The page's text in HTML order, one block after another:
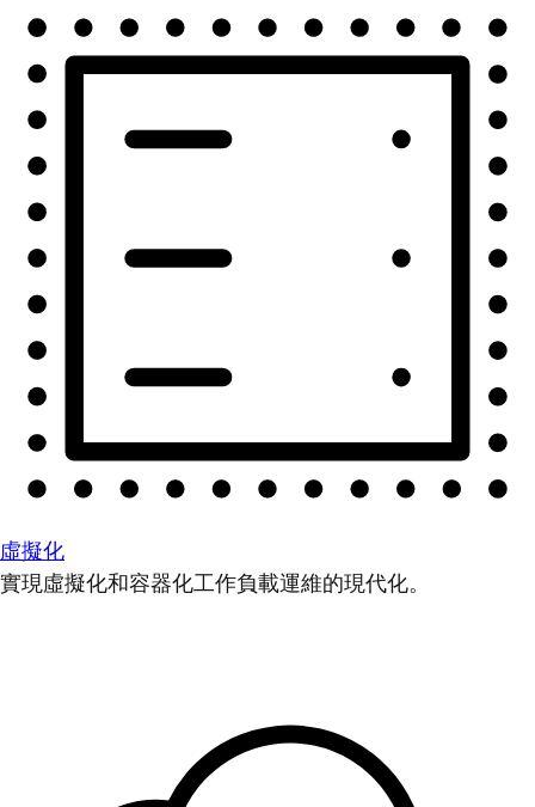
虛擬化
實現虛擬化和容器化工作負載運維的現代化。